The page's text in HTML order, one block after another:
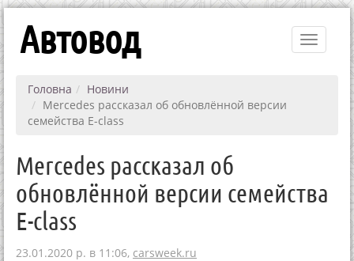
Toggle
Автовод
Головна
Новини
Mercedes рассказал об обновлённой версии
семейства E-class
Mercedes рассказал об
обновлённой версии семейства
E-class
23.01.2020 р. в 11:06, carsweek.ru